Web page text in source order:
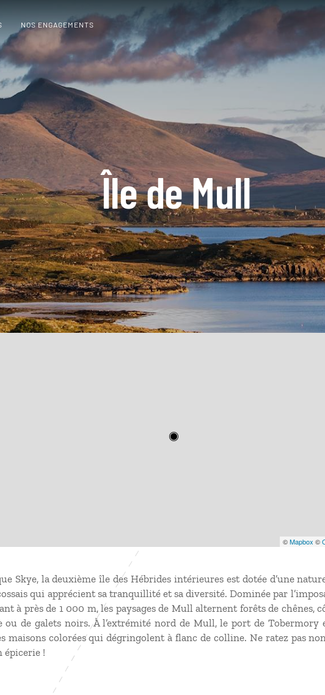
NOS ENGAGEMENTS
Île de Mull
©Mapbox ©
Skye, la deuxième île des Hébrides intérieures est dotée d’une
qui apprécient sa tranquillité et sa diversité. Dominée par
à près de 1 000 m, les paysages de Mull alternent forêts de chênes,
ou de galets noirs. À l’extrémité nord de Mull, le port de Tobermory
maisons colorées qui dégringolent à flanc de colline. Ne ratez pas
épicerie !